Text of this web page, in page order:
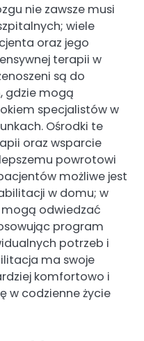
nie zawsze musi
wiele
oraz jego
terapii w
są do
gdzie mogą
specjalistów w
Ośrodki te
oraz wsparcie
powrotowi
możliwe jest
w domu; w
odwiedzać
program
potrzeb i
ma swoje
komfortowo i
w codzienne życie